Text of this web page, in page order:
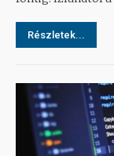
Részletek...